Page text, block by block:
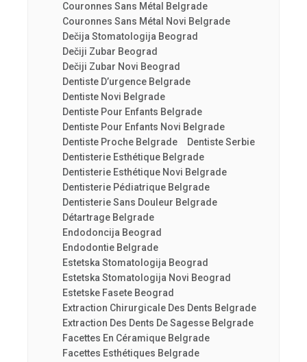
Couronnes Sans Métal Belgrade
Couronnes Sans Métal Novi Belgrade
Dečija Stomatologija Beograd
Dečiji Zubar Beograd
Dečiji Zubar Novi Beograd
Dentiste D’urgence Belgrade
Dentiste Novi Belgrade
Dentiste Pour Enfants Belgrade
Dentiste Pour Enfants Novi Belgrade
Dentiste Proche Belgrade
Dentiste Serbie
Dentisterie Esthétique Belgrade
Dentisterie Esthétique Novi Belgrade
Dentisterie Pédiatrique Belgrade
Dentisterie Sans Douleur Belgrade
Détartrage Belgrade
Endodoncija Beograd
Endodontie Belgrade
Estetska Stomatologija Beograd
Estetska Stomatologija Novi Beograd
Estetske Fasete Beograd
Extraction Chirurgicale Des Dents Belgrade
Extraction Des Dents De Sagesse Belgrade
Facettes En Céramique Belgrade
Facettes Esthétiques Belgrade